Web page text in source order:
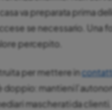
va preparata prima
se necessario. Una
percepito.
per mettere in
doppio: mantieni
mascherati da clienti.